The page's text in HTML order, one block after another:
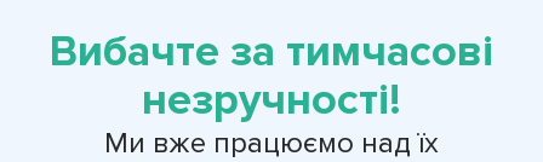
Вибачте за тимчасові
незручності!
Ми вже працюємо над їх